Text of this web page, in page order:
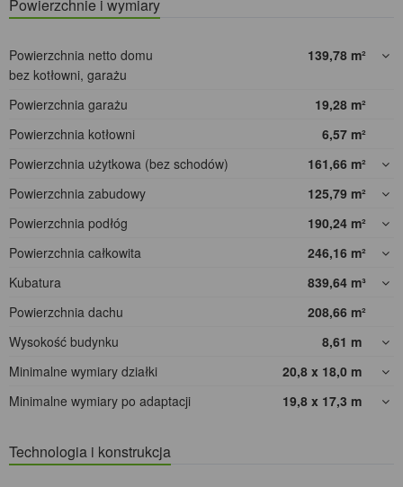
Powierzchnie i wymiary
Powierzchnia netto domu
bez kotłowni, garażu
139,78 m²
Powierzchnia garażu 19,28 m²
Powierzchnia kotłowni
6,57 m²
Powierzchnia użytkowa (bez schodów)
161,66 m²
Powierzchnia zabudowy
125,79 m²
Powierzchnia podłóg
190,24 m²
Powierzchnia całkowita
246,16 m²
Kubatura
839,64 m³
Powierzchnia dachu
208,66 m²
Wysokość budynku
8,61 m
Minimalne wymiary działki
20,8 x 18,0 m
Minimalne wymiary po adaptacji
19,8 x 17,3 m
Technologia i konstrukcja